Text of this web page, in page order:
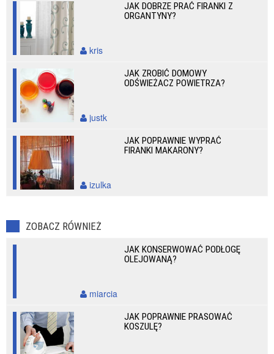
JAK DOBRZE PRAĆ FIRANKI Z
ORGANTYNY?
kris
JAK ZROBIĆ DOMOWY
ODŚWIEŻACZ POWIETRZA?
justk
JAK POPRAWNIE WYPRAĆ
FIRANKI MAKARONY?
izulka
ZOBACZ RÓWNIEŻ
JAK KONSERWOWAĆ PODŁOGĘ
OLEJOWANĄ?
miarcia
JAK POPRAWNIE PRASOWAĆ
KOSZULĘ?